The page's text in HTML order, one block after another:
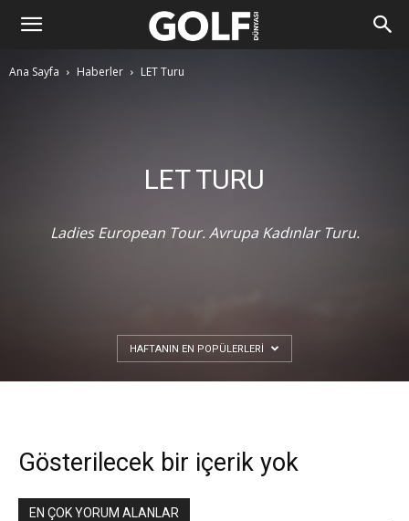
Ana Sayfa Haberler LET Turu
LET TURU
Ladies European Tour. Avrupa Kadınlar Turu.
HAFTANIN EN POPÜLERLERI
Gösterilecek bir içerik yok
EN ÇOK YORUM ALANLAR